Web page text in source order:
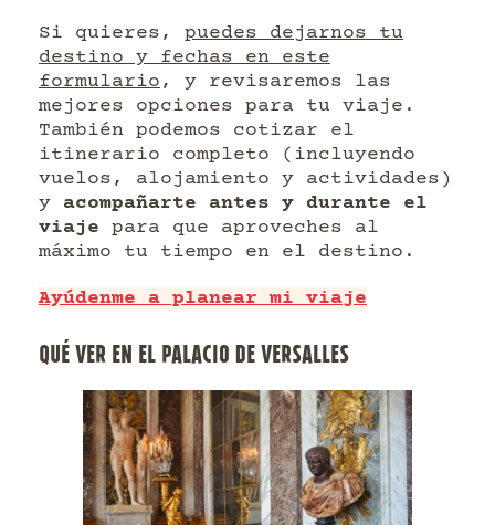
Si quieres, puedes dejarnos tu
destino y fechas en este
formulario, y revisaremos las
mejores opciones para tu viaje.
También podemos cotizar el
itinerario completo (incluyendo
vuelos, alojamiento y actividades)
y acompañarte antes y durante el
viaje para que aproveches al
máximo tu tiempo en el destino.
Ayúdenme a planear mi viaje
QUÉ VER EN EL PALACIO DE VERSALLES